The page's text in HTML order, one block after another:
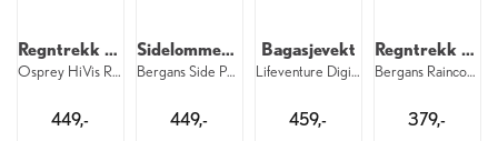
Regntrekk til sekk 20–35 liter
Osprey HiVis Raincover S 376
449,-
Sidelommer 2 x 6 liter
Bergans Side Pockets 6 liter 2 pk. 2618
449,-
Bagasjevekt
Lifeventure Digital Luggage Scales Black
459,-
Regntrekk til sekk S
Bergans Raincover S 671 DNT
379,-